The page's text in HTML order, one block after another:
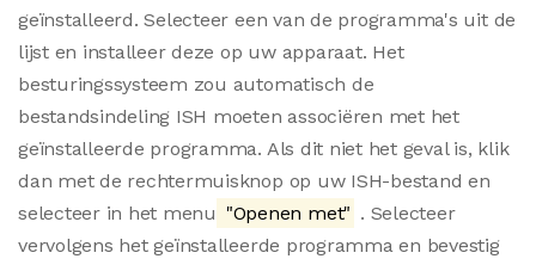
geïnstalleerd. Selecteer een van de programma's uit de
lijst en installeer deze op uw apparaat. Het
besturingssysteem zou automatisch de
bestandsindeling ISH moeten associëren met het
geïnstalleerde programma. Als dit niet het geval is, klik
dan met de rechtermuisknop op uw ISH-bestand en
selecteer in het menu "Openen met" . Selecteer
vervolgens het geïnstalleerde programma en bevestig